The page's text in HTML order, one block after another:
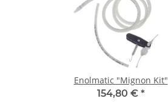
Enolmatic "Mignon Kit"
154,80 € *